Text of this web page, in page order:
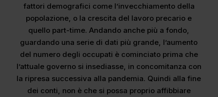
fattori demografici come l’invecchiamento della
popolazione, o la crescita del lavoro precario e
quello part-time. Andando anche più a fondo,
guardando una serie di dati più grande, l’aumento
del numero degli occupati è cominciato prima che
l’attuale governo si insediasse, in concomitanza con
la ripresa successiva alla pandemia. Quindi alla fine
dei conti, non è che si possa proprio affibbiare